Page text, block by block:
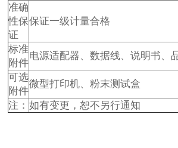
准确
性保
证
保证一级计量合格
标准
附件
电源适配器、数据线、说明书、
可选
附件
微型打印机、粉末测试盒
注： 如有变更，恕不另行通知